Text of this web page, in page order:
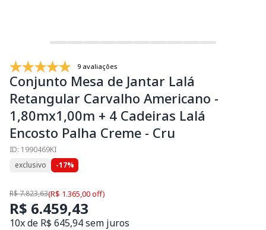
9 avaliações
Conjunto Mesa de Jantar Lalá
Retangular Carvalho Americano -
1,80mx1,00m + 4 Cadeiras Lalá
Encosto Palha Creme - Cru
ID: 1990469KI
exclusivo
-17%
R$ 7.823,63(R$ 1.365,00 off)
R$ 6.459,43
10x de R$ 645,94 sem juros